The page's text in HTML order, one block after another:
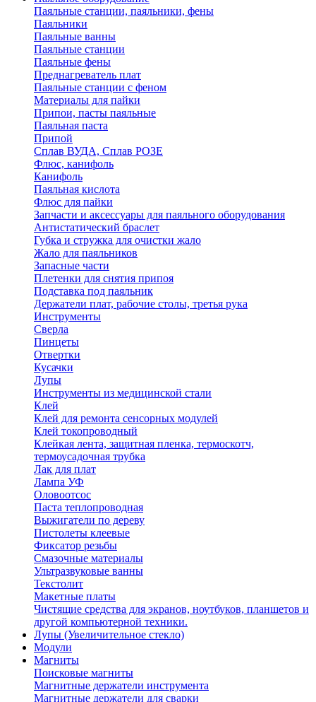
Паяльные станции, паяльники, фены
Паяльники
Паяльные ванны
Паяльные станции
Паяльные фены
Преднагреватель плат
Паяльные станции с феном
Материалы для пайки
Припои, пасты паяльные
Паяльная паста
Припой
Сплав ВУДА, Сплав РОЗЕ
Флюс, канифоль
Канифоль
Паяльная кислота
Флюс для пайки
Запчасти и аксессуары для паяльного оборудования
Антистатический браслет
Губка и стружка для очистки жало
Жало для паяльников
Запасные части
Плетенки для снятия припоя
Подставка под паяльник
Держатели плат, рабочие столы, третья рука
Инструменты
Сверла
Пинцеты
Отвертки
Кусачки
Лупы
Инструменты из медицинской стали
Клей
Клей для ремонта сенсорных модулей
Клей токопроводный
Клейкая лента, защитная пленка, термоскотч,
термоусадочная трубка
Лак для плат
Лампа УФ
Оловоотсос
Паста теплопроводная
Выжигатели по дереву
Пистолеты клеевые
Фиксатор резьбы
Смазочные материалы
Ультразвуковые ванны
Текстолит
Макетные платы
Чистящие средства для экранов, ноутбуков, планшетов и
другой компьютерной техники.
Лупы (Увеличительное стекло)
Модули
Магниты
Поисковые магниты
Магнитные держатели инструмента
Магнитные держатели для сварки